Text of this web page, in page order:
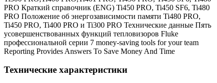
PRO Краткий справочник (ENG) Ti450 PRO, Ti450 SF6, Ti480
PRO Положение об энергозависимости памяти Ti480 PRO,
Ti450 PRO, Ti400 PRO и Ti300 PRO Технические данные Пять
усовершенствованных функций тепловизоров Fluke
профессиональной серии 7 money-saving tools for your team
Reporting Provides Answers To Save Money And Time
Технические характеристики